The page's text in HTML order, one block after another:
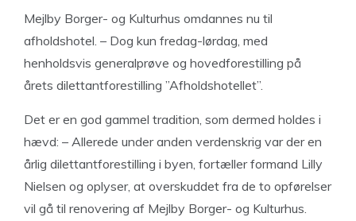
Mejlby Borger- og Kulturhus omdannes nu til
afholdshotel. – Dog kun fredag-lørdag, med
henholdsvis generalprøve og hovedforestilling på
årets dilettantforestilling ”Afholdshotellet”.
Det er en god gammel tradition, som dermed holdes i
hævd: – Allerede under anden verdenskrig var der en
årlig dilettantforestilling i byen, fortæller formand Lilly
Nielsen og oplyser, at overskuddet fra de to opførelser
vil gå til renovering af Mejlby Borger- og Kulturhus.